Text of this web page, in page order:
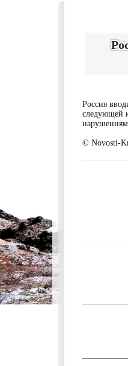
Россия
следующей
© Novosti-